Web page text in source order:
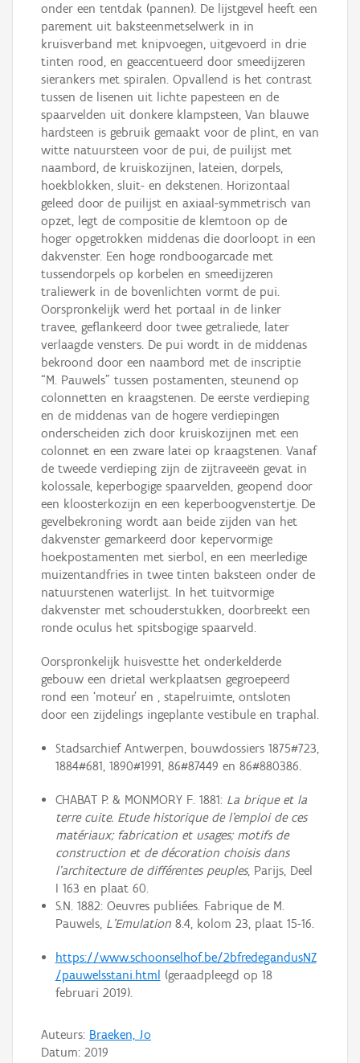
onder een tentdak (pannen). De lijstgevel heeft een
parement uit baksteenmetselwerk in in
kruisverband met knipvoegen, uitgevoerd in drie
tinten rood, en geaccentueerd door smeedijzeren
sierankers met spiralen. Opvallend is het contrast
tussen de lisenen uit lichte papesteen en de
spaarvelden uit donkere klampsteen, Van blauwe
hardsteen is gebruik gemaakt voor de plint, en van
witte natuursteen voor de pui, de puilijst met
naambord, de kruiskozijnen, lateien, dorpels,
hoekblokken, sluit- en dekstenen. Horizontaal
geleed door de puilijst en axiaal-symmetrisch van
opzet, legt de compositie de klemtoon op de
hoger opgetrokken middenas die doorloopt in een
dakvenster. Een hoge rondboogarcade met
tussendorpels op korbelen en smeedijzeren
traliewerk in de bovenlichten vormt de pui.
Oorspronkelijk werd het portaal in de linker
travee, geflankeerd door twee getraliede, later
verlaagde vensters. De pui wordt in de middenas
bekroond door een naambord met de inscriptie
“M. Pauwels” tussen postamenten, steunend op
colonnetten en kraagstenen. De eerste verdieping
en de middenas van de hogere verdiepingen
onderscheiden zich door kruiskozijnen met een
colonnet en een zware latei op kraagstenen. Vanaf
de tweede verdieping zijn de zijtraveeën gevat in
kolossale, keperbogige spaarvelden, geopend door
een kloosterkozijn en een keperboogvenstertje. De
gevelbekroning wordt aan beide zijden van het
dakvenster gemarkeerd door kepervormige
hoekpostamenten met sierbol, en een meerledige
muizentandfries in twee tinten baksteen onder de
natuurstenen waterlijst. In het tuitvormige
dakvenster met schouderstukken, doorbreekt een
ronde oculus het spitsbogige spaarveld.
Oorspronkelijk huisvestte het onderkelderde
gebouw een drietal werkplaatsen gegroepeerd
rond een ‘moteur’ en , stapelruimte, ontsloten
door een zijdelings ingeplante vestibule en traphal.
Stadsarchief Antwerpen, bouwdossiers 1875#723,
1884#681, 1890#1991, 86#87449 en 86#880386.
CHABAT P. & MONMORY F. 1881: La brique et la
terre cuite. Etude historique de l’emploi de ces
matériaux; fabrication et usages; motifs de
construction et de décoration choisis dans
l’architecture de différentes peuples, Parijs, Deel
I 163 en plaat 60.
S.N. 1882: Oeuvres publiées. Fabrique de M.
Pauwels, L'Emulation8.4, kolom 23, plaat 15-16.
https://www.schoonselhof.be/2bfredegandusNZ
/pauwelsstani.html (geraadpleegd op 18
februari 2019).
Auteurs: Braeken, Jo
Datum: 2019